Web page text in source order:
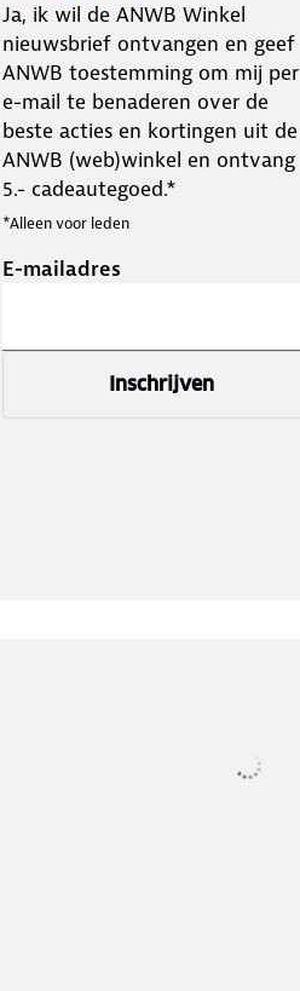
Ja, ik wil de ANWB Winkel
nieuwsbrief ontvangen en geef
ANWB toestemming om mij per
e-mail te benaderen over de
beste acties en kortingen uit de
ANWB (web)winkel en ontvang
5.- cadeautegoed.*
*Alleen voor leden
E-mailadres
Inschrijven